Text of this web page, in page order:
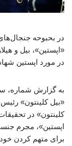
در بحبوحه
«اپستین»، بیل و
در مورد اپستین
به گزارش شماره،
«بیل کلینتون»
کلینتون» در
اپستین»، مجرم
برای متهم کردن